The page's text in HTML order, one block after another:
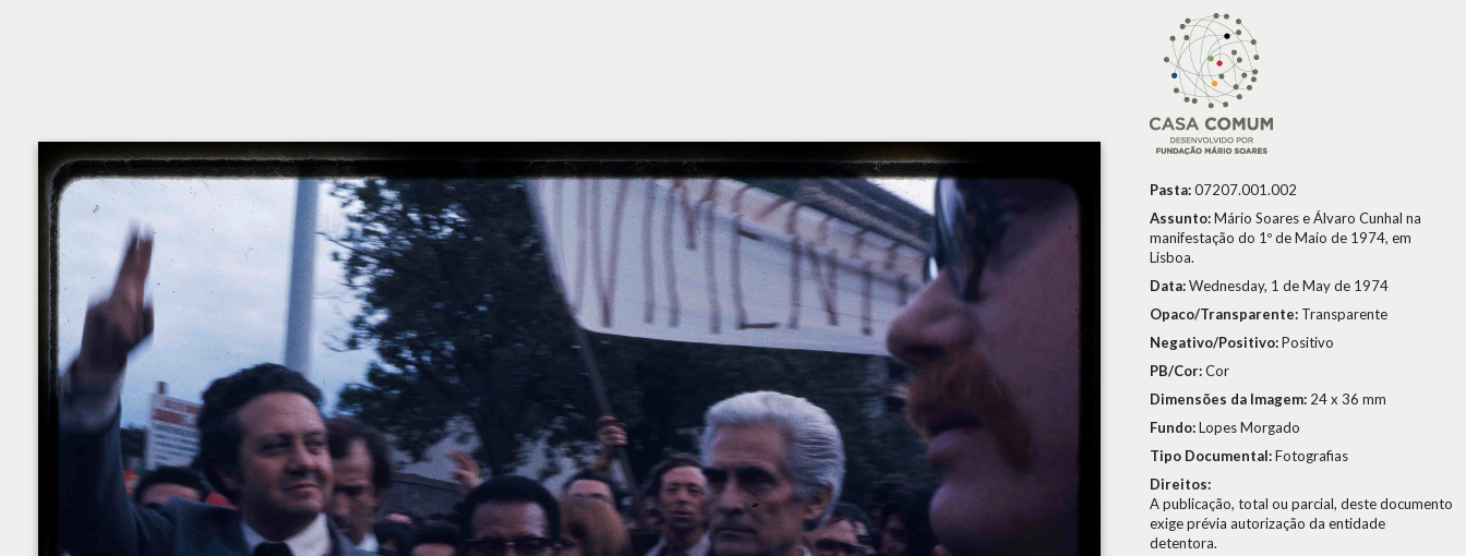
Pasta:07207.001.002
Assunto:Mário Soares e Álvaro Cunhal na
manifestação do 1º de Maio de 1974, em
Lisboa.
Data:Wednesday, 1 de May de 1974
Opaco/Transparente: Transparente
Negativo/Positivo:Positivo
PB/Cor:Cor
Dimensões da Imagem: 24 x 36 mm
Fundo:Lopes Morgado
Tipo Documental:Fotografias
Direitos:
A publicação, total ou parcial, deste documento
exige prévia autorização da entidade
detentora.